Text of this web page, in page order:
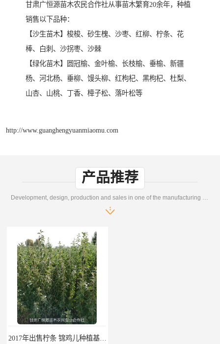
甘肃广恒源苗木农民合作社从事苗木繁育20余年，种植
销售以下品种：
【沙生苗木】梭梭、砂生槐、沙枣、红柳、柠条、花
棒、白刺、沙拐枣、沙棘
【绿化苗木】圆冠榆、金叶榆、长枝榆、垂榆、新疆
杨、河北杨、垂柳、馒头柳、红枸杞、黑枸杞、杜梨、
山杏、山桃、丁香、樟子松、落叶松等
http://www.guanghengyuanmiaomu.com
产品推荐
2017年出售柠条 锦鸡儿种植基地 甘肃广恒源苗木基地